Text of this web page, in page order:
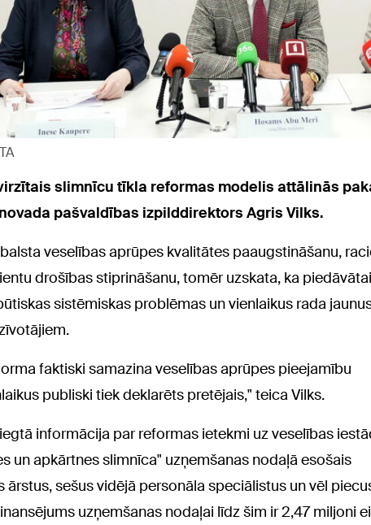
slimnīcu tīkla reformas modelis attālinās
pašvaldības izpilddirektors Agris Vilks.
veselības aprūpes kvalitātes paaugstināšanu,
drošības stiprināšanu, tomēr uzskata, ka
sistēmiskas problēmas un vienlaikus rada
faktiski samazina veselības aprūpes pieejamību
publiski tiek deklarēts pretējais," teica Vilks.
informācija par reformas ietekmi uz veselības
un apkārtnes slimnīca" uzņemšanas nodaļā esošais
sešus vidējā personāla speciālistus un vēl
uzņemšanas nodaļai līdz šim ir 2,47 miljoni